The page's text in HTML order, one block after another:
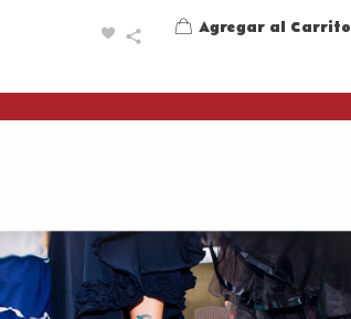
Agregar al Carrito